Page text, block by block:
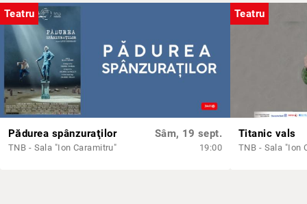
Teatru
Pădurea spânzuraţilor
TNB - Sala "Ion Caramitru"
Sâm, 19 sept.
19:00
Teatru
Titanic vals
TNB - Sala "Ion